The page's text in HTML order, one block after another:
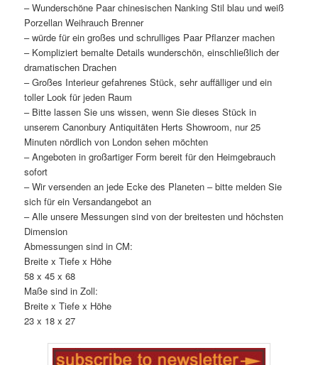
– Wunderschöne Paar chinesischen Nanking Stil blau und weiß
Porzellan Weihrauch Brenner
– würde für ein großes und schrulliges Paar Pflanzer machen
– Kompliziert bemalte Details wunderschön, einschließlich der
dramatischen Drachen
– Großes Interieur gefahrenes Stück, sehr auffälliger und ein
toller Look für jeden Raum
– Bitte lassen Sie uns wissen, wenn Sie dieses Stück in
unserem Canonbury Antiquitäten Herts Showroom, nur 25
Minuten nördlich von London sehen möchten
– Angeboten in großartiger Form bereit für den Heimgebrauch
sofort
– Wir versenden an jede Ecke des Planeten – bitte melden Sie
sich für ein Versandangebot an
– Alle unsere Messungen sind von der breitesten und höchsten
Dimension
Abmessungen sind in CM:
Breite x Tiefe x Höhe
58 x 45 x 68
Maße sind in Zoll:
Breite x Tiefe x Höhe
23 x 18 x 27